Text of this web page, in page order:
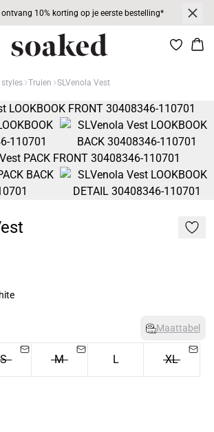
10% korting op je eerste bestelling*
styles Truien SLVenola Vest
Maattabel
S M L XL